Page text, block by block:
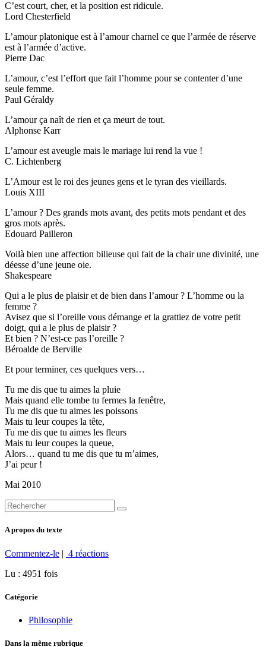
C’est court, cher, et la position est ridicule.
Lord Chesterfield
L’amour platonique est à l’amour charnel ce que l’armée de réserve
est à l’armée d’active.
Pierre Dac
L’amour, c’est l’effort que fait l’homme pour se contenter d’une
seule femme.
Paul Géraldy
L’amour ça naît de rien et ça meurt de tout.
Alphonse Karr
L’amour est aveugle mais le mariage lui rend la vue !
C. Lichtenberg
L’Amour est le roi des jeunes gens et le tyran des vieillards.
Louis XIII
L’amour ? Des grands mots avant, des petits mots pendant et des
gros mots après.
Edouard Pailleron
Voilà bien une affection bilieuse qui fait de la chair une divinité, une
déesse d’une jeune oie.
Shakespeare
Qui a le plus de plaisir et de bien dans l’amour ? L’homme ou la
femme ?
Avisez que si l’oreille vous démange et la grattiez de votre petit
doigt, qui a le plus de plaisir ?
Et bien ? N’est-ce pas l’oreille ?
Béroalde de Berville
Et pour terminer, ces quelques vers…
Tu me dis que tu aimes la pluie
Mais quand elle tombe tu fermes la fenêtre,
Tu me dis que tu aimes les poissons
Mais tu leur coupes la tête,
Tu me dis que tu aimes les fleurs
Mais tu leur coupes la queue,
Alors… quand tu me dis que tu m’aimes,
J’ai peur !
Mai 2010
A propos du texte
Commentez-le | 4 réactions
Lu : 4951 fois
Catégorie
Philosophie
Dans la même rubrique